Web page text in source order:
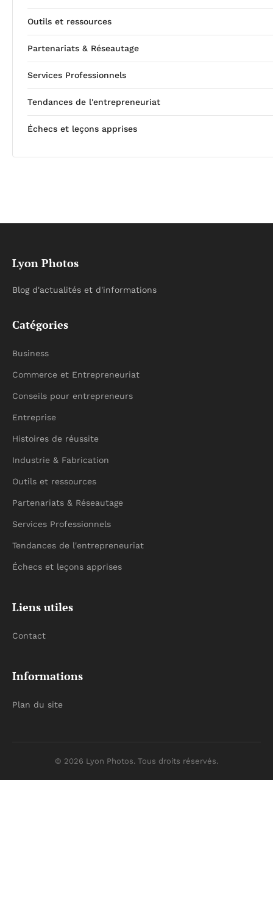
Outils et ressources
Partenariats & Réseautage
Services Professionnels
Tendances de l'entrepreneuriat
Échecs et leçons apprises
Lyon Photos
Blog d'actualités et d'informations
Catégories
Business
Commerce et Entrepreneuriat
Conseils pour entrepreneurs
Entreprise
Histoires de réussite
Industrie & Fabrication
Outils et ressources
Partenariats & Réseautage
Services Professionnels
Tendances de l'entrepreneuriat
Échecs et leçons apprises
Liens utiles
Contact
Informations
Plan du site
© 2026 Lyon Photos. Tous droits réservés.